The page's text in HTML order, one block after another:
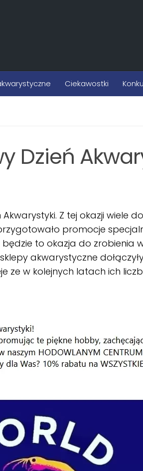
Ciekawostki
Dzień
Z tej okazji wiele
promocje
będzie to okazja do zrobienia
akwarystyczne
ze w kolejnych latach ich